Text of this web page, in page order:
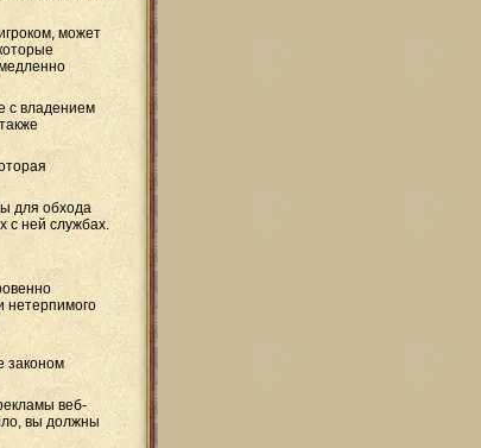
может
с владением
для обхода
с ней службах.
нетерпимого
законом
веб-
вы должны